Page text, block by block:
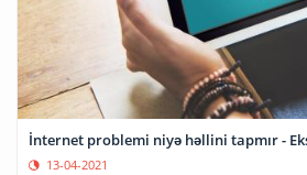
İnternet problemi niyə həllini tapmır -
13-04-2021